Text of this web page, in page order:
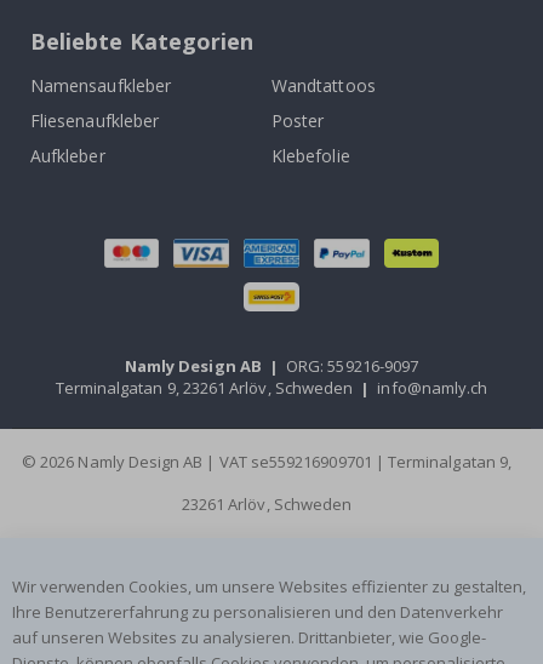
Beliebte Kategorien
Namensaufkleber
Wandtattoos
Fliesenaufkleber
Poster
Aufkleber
Klebefolie
Namly Design AB | ORG: 559216-9097
Terminalgatan 9, 23261 Arlöv, Schweden | info@namly.ch
© 2026 Namly Design AB | VAT se559216909701 | Terminalgatan 9,
23261 Arlöv, Schweden
Wir verwenden Cookies, um unsere Websites effizienter zu gestalten,
Ihre Benutzererfahrung zu personalisieren und den Datenverkehr
auf unseren Websites zu analysieren. Drittanbieter, wie Google-